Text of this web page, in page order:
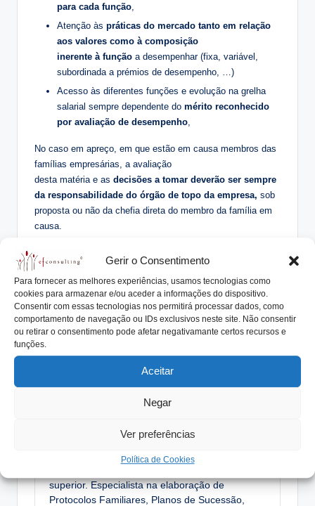
Gerir o Consentimento
Para fornecer as melhores experiências, usamos tecnologias como
cookies para armazenar e/ou aceder a informações do dispositivo.
Consentir com essas tecnologias nos permitirá processar dados, como
comportamento de navegação ou IDs exclusivos neste site. Não consentir
ou retirar o consentimento pode afetar negativamante certos recursos e
funções.
Aceitar
Negar
Ver preferências
Política de Cookies
para cada função
Atenção às práticas do mercado tanto em relação
aos valores como à composição
inerente à função a desempenhar (fixa, variável,
subordinada a prémios de desempenho, …)
Acesso às diferentes funções e evolução na grelha
salarial sempre dependente do mérito reconhecido
por avaliação de desempenho,
No caso em apreço, em que estão em causa membros das
famílias empresárias, a avaliação
desta matéria e as decisões a tomar deverão ser sempre
da responsabilidade do órgão de topo da empresa, sob
proposta ou não da chefia direta do membro da família em
causa.
– Perguntas e Respostas“, publicada nojornal “Metal” de 27
de maio de 2016
Tags:
metalurgia
superior. Especialista na elaboração de
Protocolos Familiares, Planos de Sucessão,